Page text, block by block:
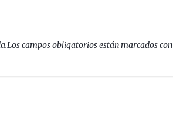
Los campos obligatorios están marcados con